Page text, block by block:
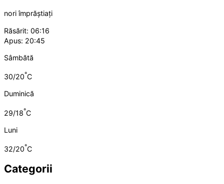
nori împrăștiați
Răsărit: 06:16
Apus: 20:45
Sâmbătă
30/20°C
Duminică
29/18°C
Luni
32/20°C
Categorii